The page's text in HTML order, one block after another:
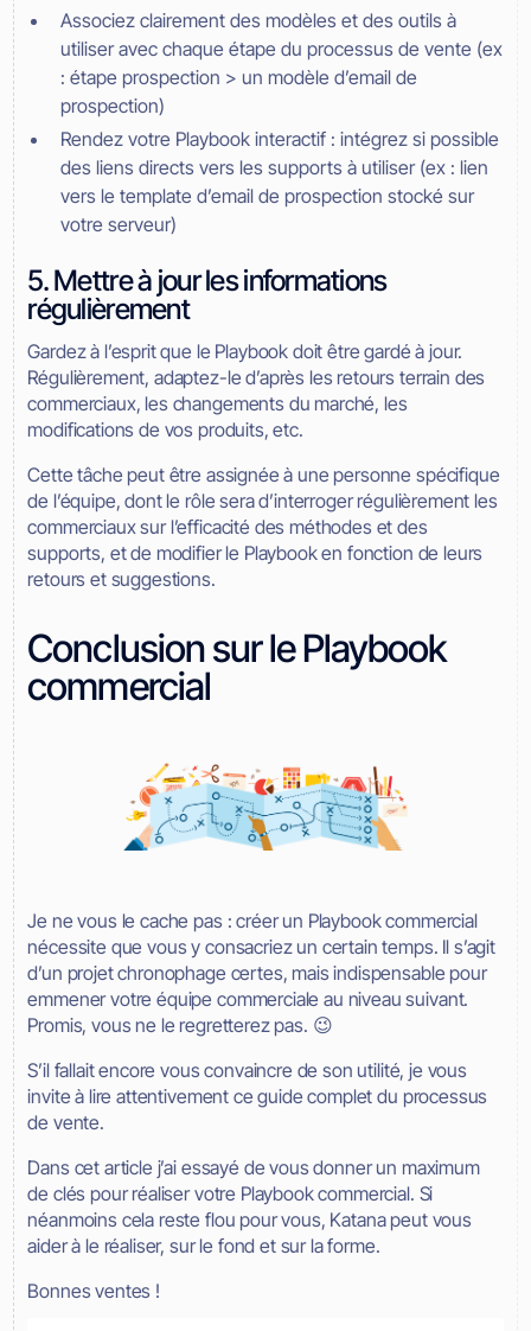
Associez clairement des modèles et des outils à
utiliser avec chaque étape du processus de vente (ex
: étape prospection > un modèle d’email de
prospection)
Rendez votre Playbook interactif : intégrez si possible
des liens directs vers les supports à utiliser (ex : lien
vers le template d’email de prospection stocké sur
votre serveur)
5. Mettre à jour les informations
régulièrement
Gardez à l’esprit que le Playbook doit être gardé à jour.
Régulièrement, adaptez-le d’après les retours terrain des
commerciaux, les changements du marché, les
modifications de vos produits, etc.
Cette tâche peut être assignée à une personne spécifique
de l’équipe, dont le rôle sera d’interroger régulièrement les
commerciaux sur l’efficacité des méthodes et des
supports, et de modifier le Playbook en fonction de leurs
retours et suggestions.
Conclusion sur le Playbook
commercial
Je ne vous le cache pas : créer un Playbook commercial
nécessite que vous y consacriez un certain temps. Il s’agit
d’un projet chronophage certes, mais indispensable pour
emmener votre équipe commerciale au niveau suivant.
Promis, vous ne le regretterez pas. 😉
S’il fallait encore vous convaincre de son utilité, je vous
invite à lire attentivement ce guide complet du processus
de vente.
Dans cet article j’ai essayé de vous donner un maximum
de clés pour réaliser votre Playbook commercial. Si
néanmoins cela reste flou pour vous, Katana peut vous
aider à le réaliser, sur le fond et sur la forme.
Bonnes ventes !